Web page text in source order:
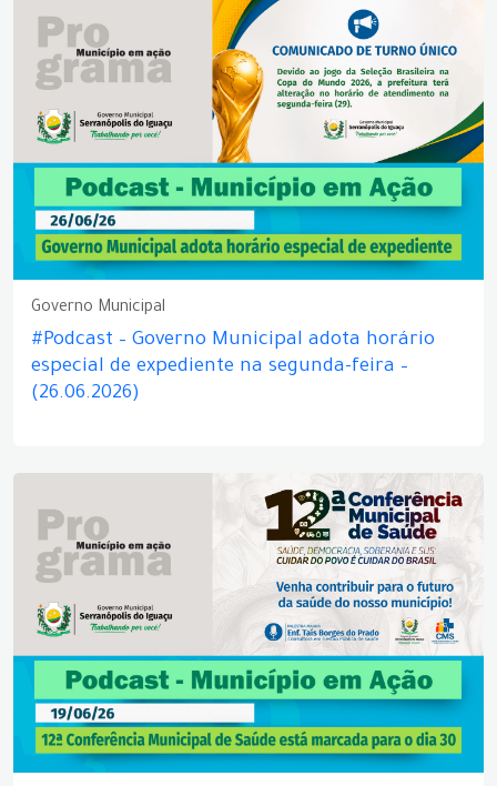
Governo Municipal
#Podcast – Governo Municipal adota horário
especial de expediente na segunda-feira –
(26.06.2026)